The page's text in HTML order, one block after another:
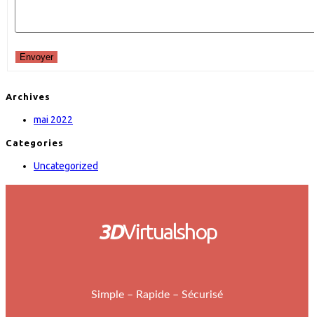
Envoyer
Archives
mai 2022
Categories
Uncategorized
3DVirtualshop
Simple – Rapide – Sécurisé